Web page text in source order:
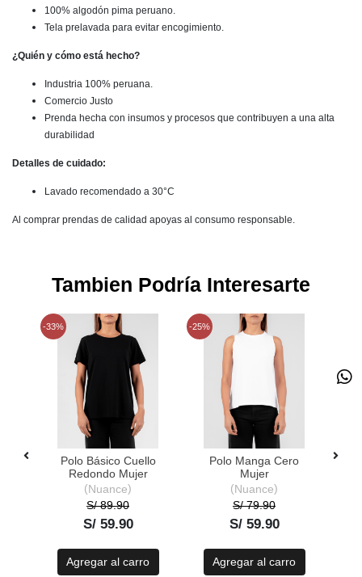
100% algodón pima peruano.
Tela prelavada para evitar encogimiento.
¿Quién y cómo está hecho?
Industria 100% peruana.
Comercio Justo
Prenda hecha con insumos y procesos que contribuyen a una alta
durabilidad
Detalles de cuidado:
Lavado recomendado a 30°C
Al comprar prendas de calidad apoyas al consumo responsable.
Tambien Podría Interesarte
-33%
Polo Básico Cuello
Redondo Mujer
Nuance
S/ 89.90
S/ 59.90
Agregar al carro
-25%
Polo Manga Cero
Mujer
Nuance
S/ 79.90
S/ 59.90
Agregar al carro